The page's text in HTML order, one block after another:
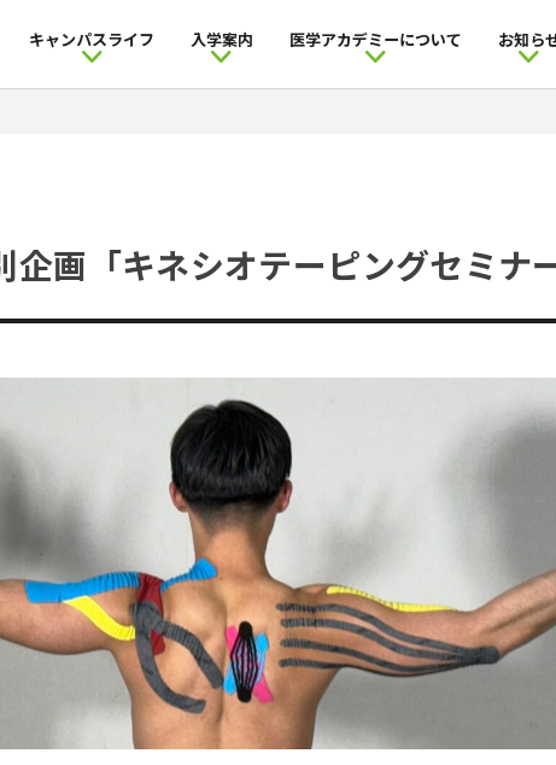
キャンパスライフ 入学案内 医学アカデミーについて お知ら
画「キネシオテーピングセミナー